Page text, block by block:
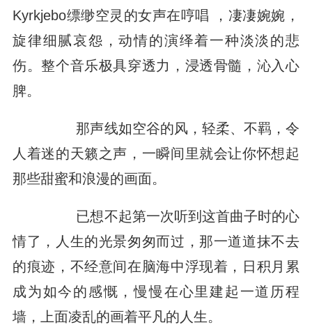
Kyrkjebo缥缈空灵的女声在哼唱 ，凄凄婉婉，
旋律细腻哀怨，动情的演绎着一种淡淡的悲
伤。整个音乐极具穿透力，浸透骨髓，沁入心
脾。
那声线如空谷的风，轻柔、不羁，令
人着迷的天籁之声，一瞬间里就会让你怀想起
那些甜蜜和浪漫的画面。
已想不起第一次听到这首曲子时的心
情了，人生的光景匆匆而过，那一道道抹不去
的痕迹，不经意间在脑海中浮现着，日积月累
成为如今的感慨，慢慢在心里建起一道历程
墙，上面凌乱的画着平凡的人生。